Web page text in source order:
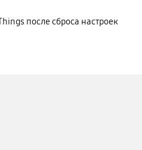
после сброса настроек